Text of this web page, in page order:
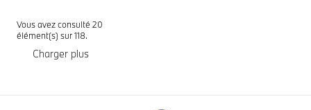
Vous avez consulté 20
élément(s) sur 118.
Charger plus
Notes de bas de page